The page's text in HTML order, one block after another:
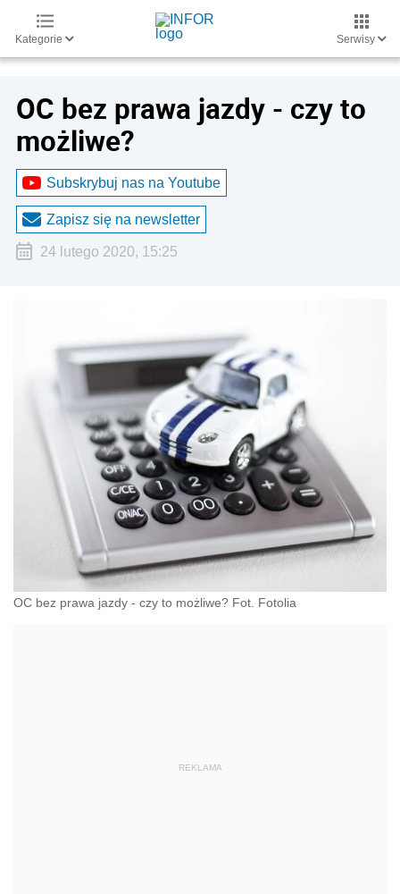
Kategorie Serwisy
OC bez prawa jazdy - czy to
możliwe?
Subskrybuj nas na Youtube
Zapisz się na newsletter
24 lutego 2020, 15:25
OC bez prawa jazdy - czy to możliwe? Fot. Fotolia